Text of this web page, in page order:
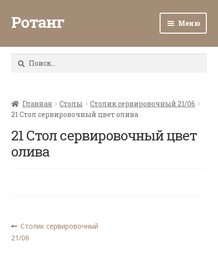
Ротанг Меню
Каталог
Все о ротанге
Найти:
Главная Столы
Столик сервировочный 21/06
21 Стол сервировочный цвет олива
21 Стол сервировочный цвет
олива
Навигация
по
Предыдущая
запись:
Столик сервировочный
21/06